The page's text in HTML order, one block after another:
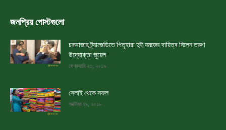
জনপ্রিয় পোস্টগুলো
চকবাজার ট্র্যাজেডিতে পিতৃহারা দুই যমজের দায়িত্ব নিলেন তরুণ
উদ্যোক্তা জুয়েল
ফেব্রুয়ারি ২৩, ২০১৯
সেলাই থেকে সফল
অক্টোবর ২৯, ২০১৮